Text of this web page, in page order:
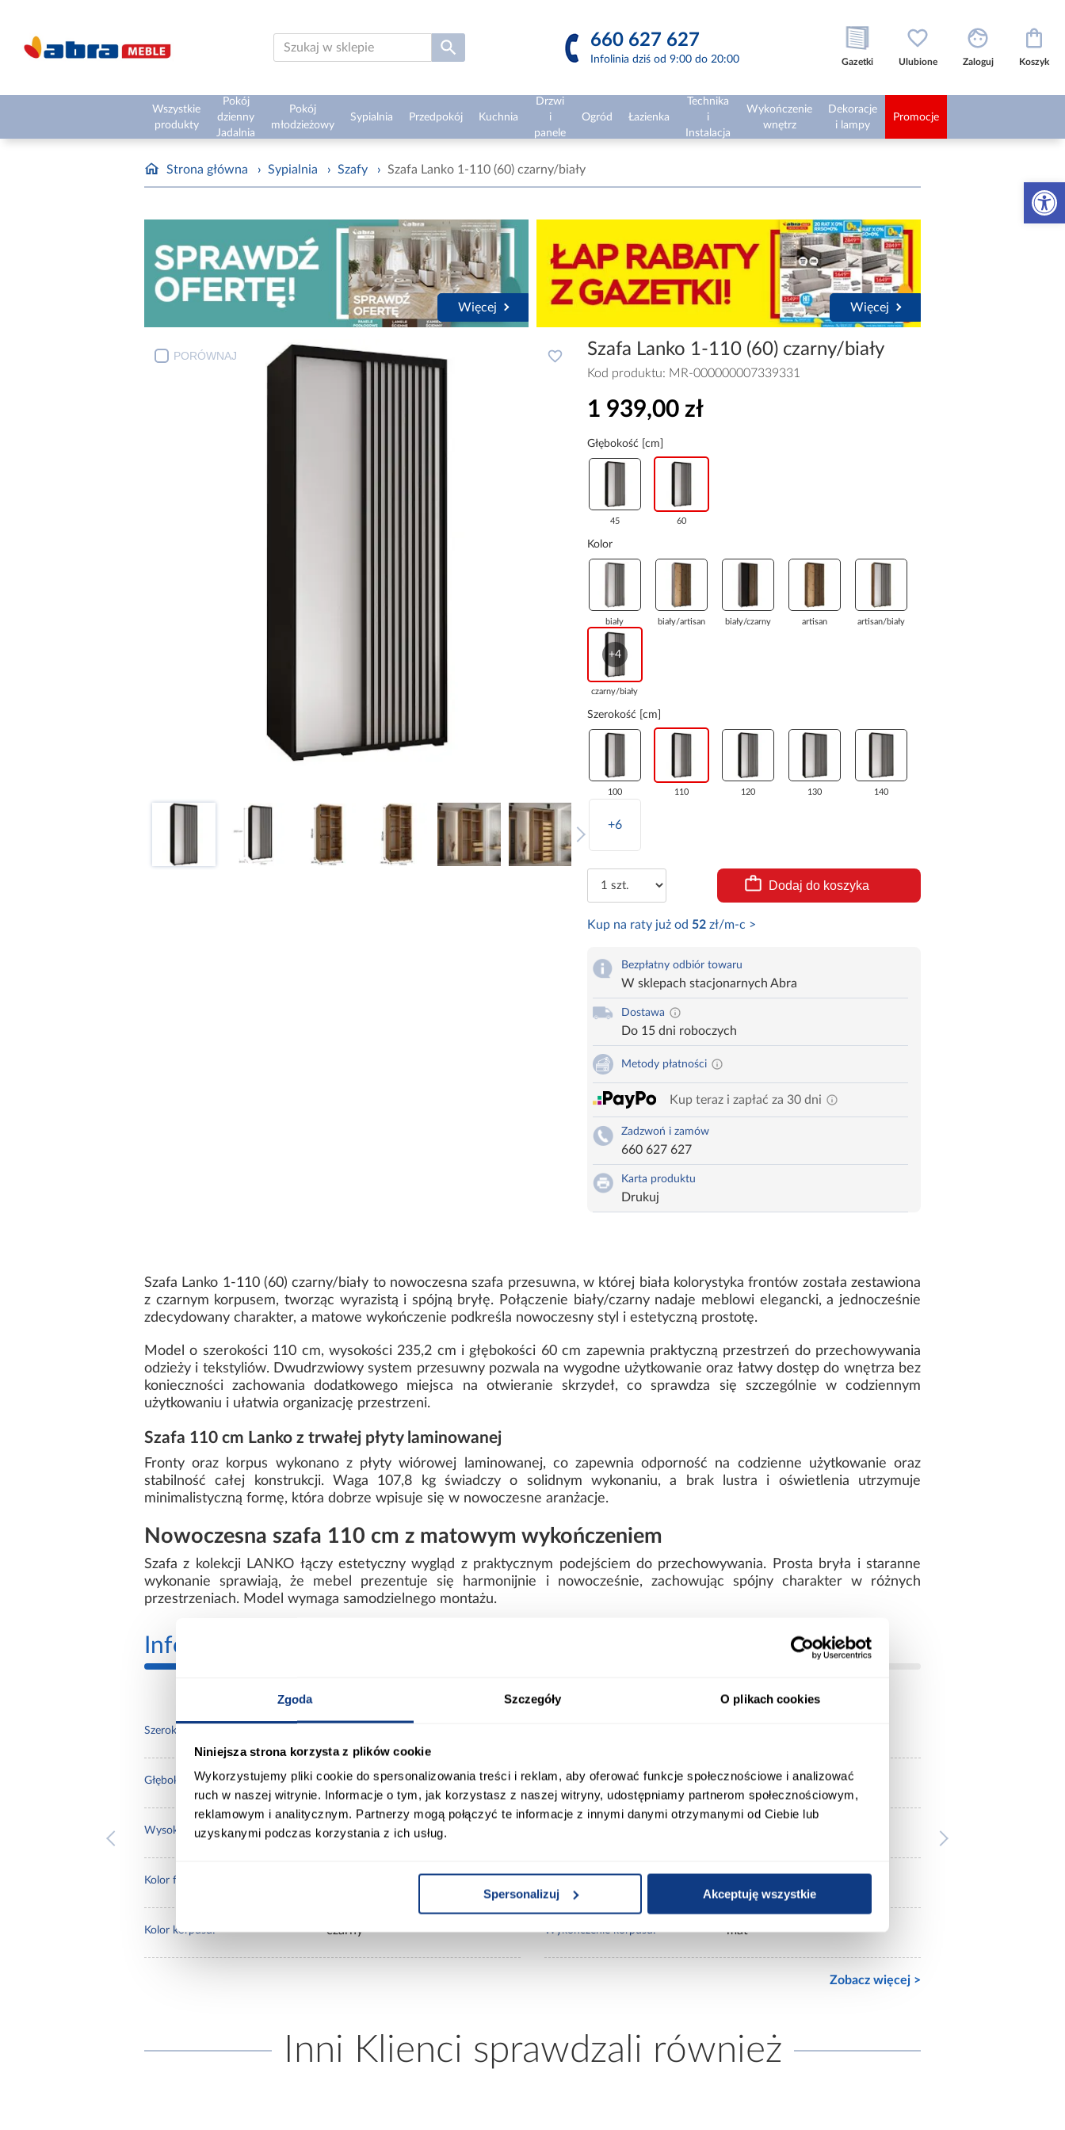
Zgoda Szczegóły O plikach cookies
Niniejsza strona korzysta z plików cookie
Wykorzystujemy pliki cookie do spersonalizowania treści i reklam, aby oferować funkcje społecznościowe i analizować
ruch w naszej witrynie. Informacje o tym, jak korzystasz z naszej witryny, udostępniamy partnerom społecznościowym,
reklamowym i analitycznym. Partnerzy mogą połączyć te informacje z innymi danymi otrzymanymi od Ciebie lub
uzyskanymi podczas korzystania z ich usług.
Spersonalizuj Akceptuję wszystkie
Otwórz
660 627 627
Infolinia dziś od 9:00 do 20:00 Gazetki Ulubione Zaloguj Koszyk
Wszystkie
produkty
Pokój
dzienny
Jadalnia
Pokój
młodzieżowy
Sypialnia Przedpokój Kuchnia
Drzwi
i
panele
Ogród Łazienka
Technika
i
Instalacja
Wykończenie
wnętrz
Dekoracje
i lampy
Promocje
Strona główna › Sypialnia › Szafy › Szafa Lanko 1-110 (60) czarny/biały
Więcej Więcej
PORÓWNAJ Szafa Lanko 1-110 (60) czarny/biały
Kod produktu: MR-000000007339331
1 939,00 zł
Głębokość [cm]
45 60
Kolor
biały biały/artisan biały/czarny artisan artisan/biały
+4
czarny/biały
Szerokość [cm]
100 110 120 130 140
+6
Dodaj do koszyka
Kup na raty już od 52zł/m-c >
Bezpłatny odbiór towaru
W sklepach stacjonarnych Abra
Dostawa
Do 15 dni roboczych
Metody płatności
Kup teraz i zapłać za 30 dni
Zadzwoń i zamów
660 627 627
Karta produktu
Drukuj
Szafa Lanko 1-110 (60) czarny/biały to nowoczesna szafa przesuwna, w której biała kolorystyka frontów została zestawiona
z czarnym korpusem, tworząc wyrazistą i spójną bryłę. Połączenie biały/czarny nadaje meblowi elegancki, a jednocześnie
zdecydowany charakter, a matowe wykończenie podkreśla nowoczesny styl i estetyczną prostotę.
Model o szerokości 110 cm, wysokości 235,2 cm i głębokości 60 cm zapewnia praktyczną przestrzeń do przechowywania
odzieży i tekstyliów. Dwudrzwiowy system przesuwny pozwala na wygodne użytkowanie oraz łatwy dostęp do wnętrza bez
konieczności zachowania dodatkowego miejsca na otwieranie skrzydeł, co sprawdza się szczególnie w codziennym
użytkowaniu i ułatwia organizację przestrzeni.
Szafa 110 cm Lanko z trwałej płyty laminowanej
Fronty oraz korpus wykonano z płyty wiórowej laminowanej, co zapewnia odporność na codzienne użytkowanie oraz
stabilność całej konstrukcji. Waga 107,8 kg świadczy o solidnym wykonaniu, a brak lustra i oświetlenia utrzymuje
minimalistyczną formę, która dobrze wpisuje się w nowoczesne aranżacje.
Nowoczesna szafa 110 cm z matowym wykończeniem
Szafa z kolekcji LANKO łączy estetyczny wygląd z praktycznym podejściem do przechowywania. Prosta bryła i staranne
wykonanie sprawiają, że mebel prezentuje się harmonijnie i nowocześnie, zachowując spójny charakter w różnych
przestrzeniach. Model wymaga samodzielnego montażu.
Informacje
Szerokość [cm]:
Głębokość [cm]: 60.00
Wysokość [cm]: 235.20
Kolor frontów:
Kolor korpusu: czarny
Lustro: bez lustra
Wykończenie korpusu: mat
Zobacz więcej >
Inni Klienci sprawdzali również